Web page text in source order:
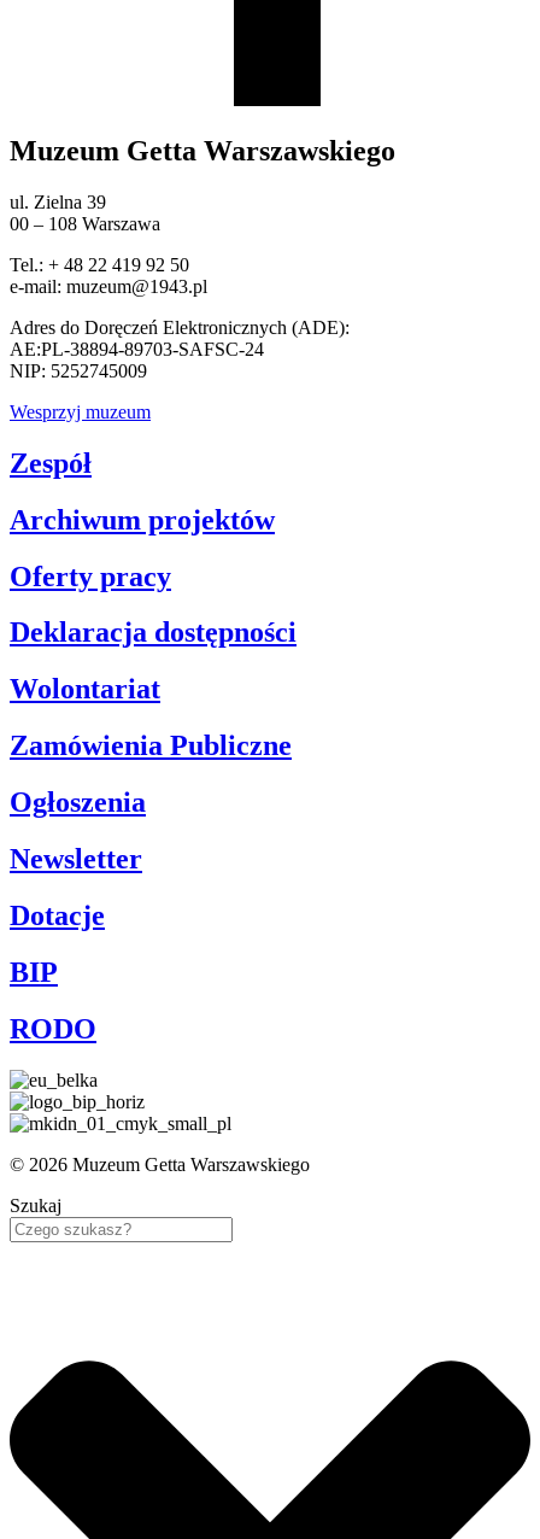
Muzeum Getta Warszawskiego
ul. Zielna 39
00 – 108 Warszawa
Tel.: + 48 22 419 92 50
e-mail: muzeum@1943.pl
Adres do Doręczeń Elektronicznych (ADE):
AE:PL-38894-89703-SAFSC-24
NIP: 5252745009
Wesprzyj muzeum
Zespół
Archiwum projektów
Oferty pracy
Deklaracja dostępności
Wolontariat
Zamówienia Publiczne
Ogłoszenia
Newsletter
Dotacje
BIP
RODO
© 2026 Muzeum Getta Warszawskiego
Szukaj